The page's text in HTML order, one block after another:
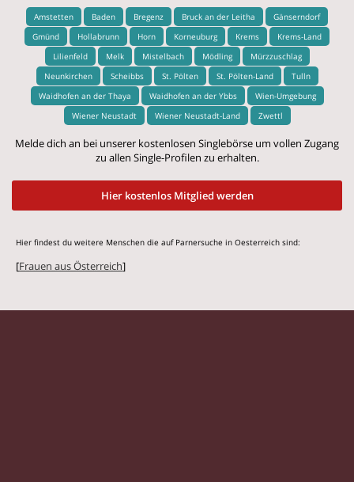
Amstetten Baden Bregenz Bruck an der Leitha
Gänserndorf
Gmünd
Hollabrunn Horn Korneuburg Krems
Krems-Land
Lilienfeld
Melk Mistelbach Mödling
Mürzzuschlag
Neunkirchen
Scheibbs St. Pölten St. Pölten-Land
Tulln
Waidhofen an der Thaya
Waidhofen an der Ybbs
Wien-Umgebung
Wiener Neustadt
Wiener Neustadt-Land Zwettl
Melde dich an bei unserer kostenlosen Singlebörse um vollen Zugang
zu allen Single-Profilen zu erhalten.
Hier kostenlos Mitglied werden
Hier findest du weitere Menschen die auf Parnersuche in Oesterreich sind:
[Frauen aus Österreich]